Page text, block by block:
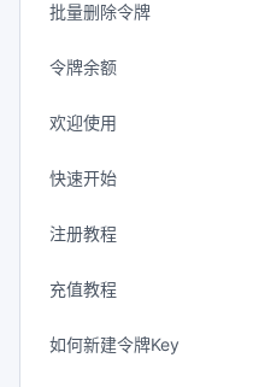
批量删除令牌
令牌余额
欢迎使用
快速开始
注册教程
充值教程
如何新建令牌Key